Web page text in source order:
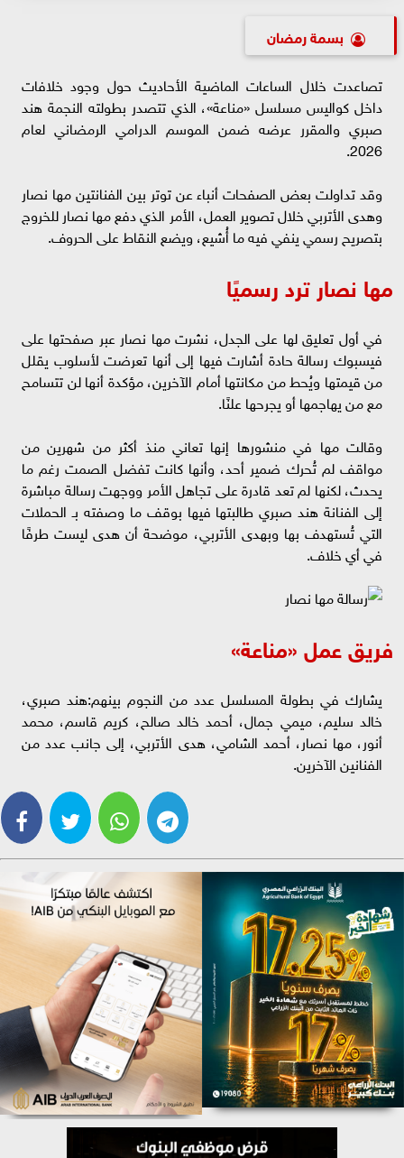
بسمة رمضان
تصاعدت خلال الساعات الماضية الأحاديث حول وجود خلافات
داخل كواليس مسلسل «مناعة»، الذي تتصدر بطولته النجمة هند
صبري والمقرر عرضه ضمن الموسم الدرامي الرمضاني لعام
2026.
وقد تداولت بعض الصفحات أنباء عن توتر بين الفنانتين مها نصار
وهدى الأتربي خلال تصوير العمل، الأمر الذي دفع مها نصار للخروج
بتصريح رسمي ينفي فيه ما أُشيع، ويضع النقاط على الحروف.
مها نصار ترد رسميًا
في أول تعليق لها على الجدل، نشرت مها نصار عبر صفحتها على
فيسبوك رسالة حادة أشارت فيها إلى أنها تعرضت لأسلوب يقلل
من قيمتها ويُحط من مكانتها أمام الآخرين، مؤكدة أنها لن تتسامح
مع من يهاجمها أو يجرحها علنًا.
وقالت مها في منشورها إنها تعاني منذ أكثر من شهرين من
مواقف لم تُحرك ضمير أحد، وأنها كانت تفضل الصمت رغم ما
يحدث، لكنها لم تعد قادرة على تجاهل الأمر ووجهت رسالة مباشرة
إلى الفنانة هند صبري طالبتها فيها بوقف ما وصفته بـ الحملات
التي تُستهدف بها وبهدى الأتربي، موضحة أن هدى ليست طرفًا
في أي خلاف.
فريق عمل «مناعة»
يشارك في بطولة المسلسل عدد من النجوم بينهم:هند صبري،
خالد سليم، ميمي جمال، أحمد خالد صالح، كريم قاسم، محمد
أنور، مها نصار، أحمد الشامي، هدى الأتربي، إلى جانب عدد من
الفنانين الآخرين.